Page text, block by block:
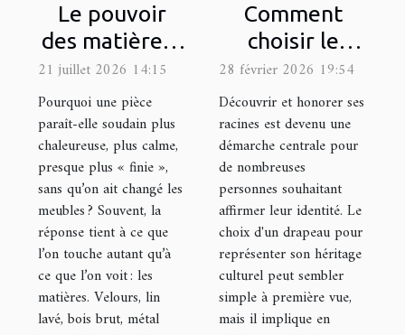
Le pouvoir
des matières :
comment les
textures
influencent
l’ambiance
21 juillet 2026 14:15
Pourquoi une pièce
paraît-elle soudain plus
chaleureuse, plus calme,
presque plus « finie »,
sans qu’on ait changé les
meubles ? Souvent, la
réponse tient à ce que
l’on touche autant qu’à
ce que l’on voit : les
matières. Velours, lin
lavé, bois brut, métal
Comment
choisir le
drapeau
représentatif
de votre
héritage
culturel ?
28 février 2026 19:54
Découvrir et honorer ses
racines est devenu une
démarche centrale pour
de nombreuses
personnes souhaitant
affirmer leur identité. Le
choix d'un drapeau pour
représenter son héritage
culturel peut sembler
simple à première vue,
mais il implique en